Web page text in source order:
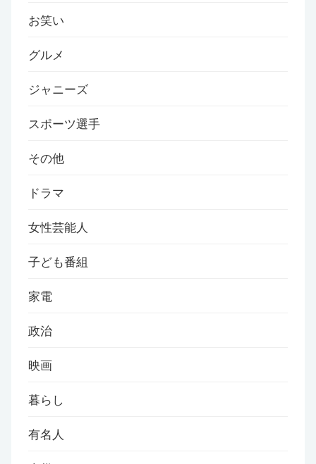
お笑い
グルメ
ジャニーズ
スポーツ選手
その他
ドラマ
女性芸能人
子ども番組
家電
政治
映画
暮らし
有名人